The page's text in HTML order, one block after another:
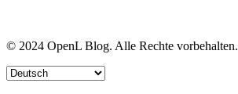
© 2024 OpenL Blog. Alle Rechte vorbehalten.